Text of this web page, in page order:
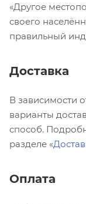
«Другое
своего
правильный
Доставка
В зависимости
варианты
способ.
разделе «
Оплата